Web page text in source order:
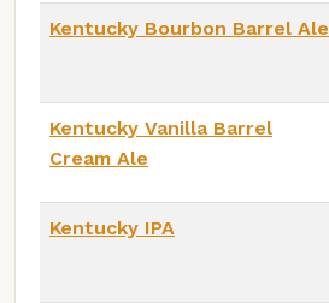
Kentucky Bourbon Barrel Ale
Kentucky Vanilla Barrel
Cream Ale
Kentucky IPA